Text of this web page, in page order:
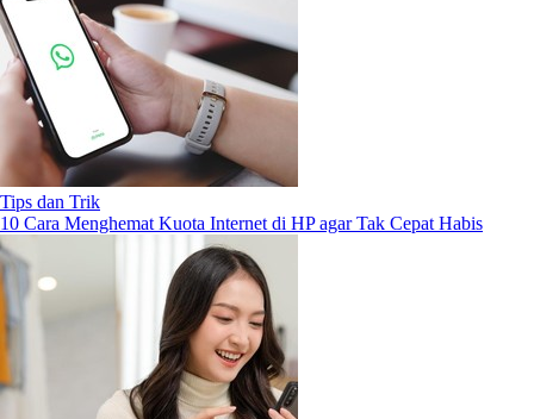
Tips dan Trik
10 Cara Menghemat Kuota Internet di HP agar Tak Cepat Habis